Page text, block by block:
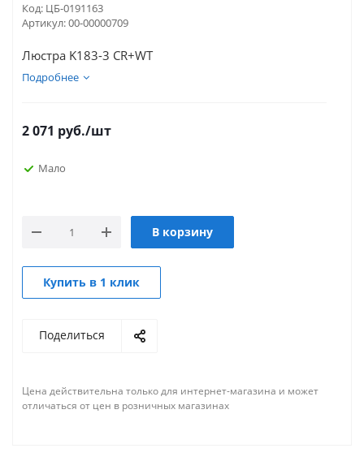
Код: ЦБ-0191163
Артикул:00-00000709
Люстра K183-3 CR+WT
Подробнее
2 071 руб./шт
Мало
В корзину
Купить в 1 клик
Поделиться
Цена действительна только для интернет-магазина и может
отличаться от цен в розничных магазинах